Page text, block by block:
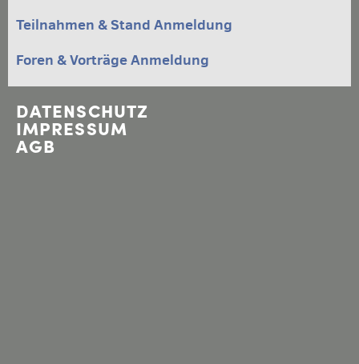
ARCHIV
DOWNLOADS
Teilnahmen & Stand Anmeldung
Foren & Vorträge Anmeldung
DATENSCHUTZ
IMPRESSUM
AGB